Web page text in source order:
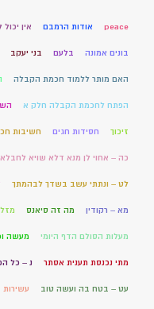
peace אודות הרמבם אין
בונים אמונה בלעם בני יעקב
האם מותר ללמוד חכמת הקבלה
הפתח לחכמת הקבלה חלק א
זיכוך חסידות חגים חשיבות
כה – אחוי לן מנא דלא שויא לחבלא
לט – ונתתי עשב בשדך לבהמתך
מא – רקודין מה זה סיאנס
מעלות הסולם הדף היומי מעשה
מתי נכנסת תענית אסתר נ – כל
עט – בטח בה ועשה טוב עשירות